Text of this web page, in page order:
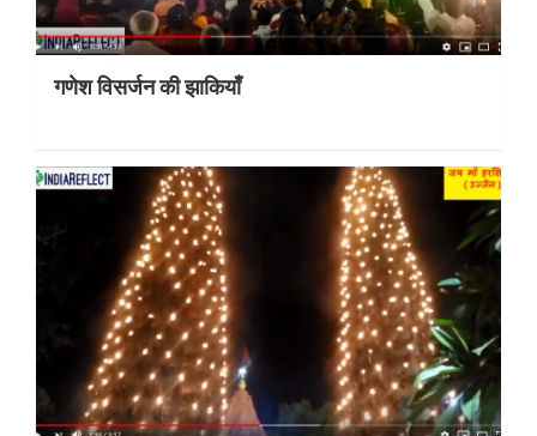
गणेश विसर्जन की झाकियाँ